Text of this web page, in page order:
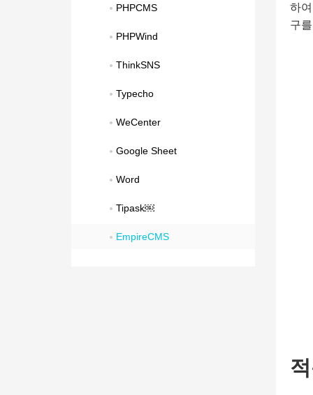
PHPCMS
PHPWind
ThinkSNS
Typecho
WeCenter
Google Sheet
Word
Tipask￼
EmpireCMS
하
구